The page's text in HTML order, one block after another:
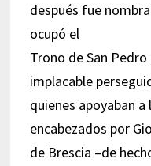
después fue
ocupó el
Trono de San
implacable
quienes apoyaban
encabezados por
de Brescia –de